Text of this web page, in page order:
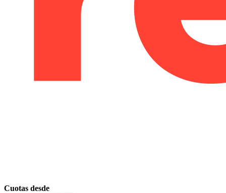
Cuotas desde